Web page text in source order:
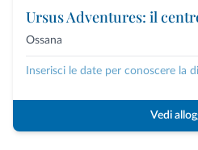
Ossana
Inserisci le date per conoscere la
Vedi